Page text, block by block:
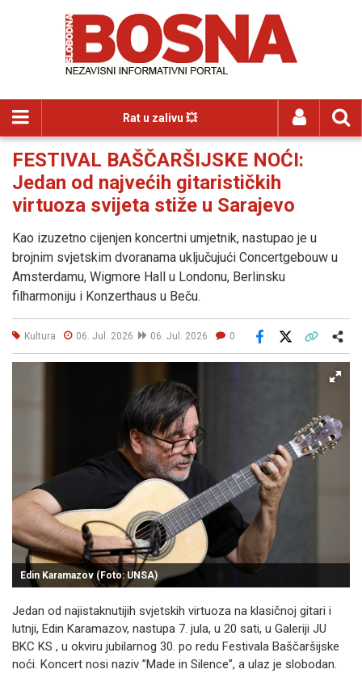
Rat u zalivu 💥
FESTIVAL BAŠČARŠIJSKE NOĆI:
Jedan od najvećih gitarističkih
virtuoza svijeta stiže u Sarajevo
Kao izuzetno cijenjen koncertni umjetnik, nastupao je u
brojnim svjetskim dvoranama uključujući Concertgebouw u
Amsterdamu, Wigmore Hall u Londonu, Berlinsku
filharmoniju i Konzerthaus u Beču.
Kultura 06. Jul. 2026 06. Jul. 2026 0
Facebook
Edin Karamazov (Foto: UNSA)
Jedan od najistaknutijih svjetskih virtuoza na klasičnoj gitari i
lutnji, Edin Karamazov, nastupa 7. jula, u 20 sati, u Galeriji JU
BKC KS , u okviru jubilarnog 30. po redu Festivala Baščaršijske
noći. Koncert nosi naziv ”Made in Silence”, a ulaz je slobodan.